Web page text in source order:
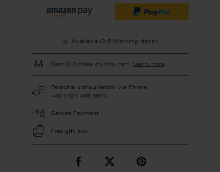
Available (3-5 Working days)
Earn 343 miles on this item. Learn more
Personal consultation via Phone
+49 3521 468 6630
Secure Payment
Free gift box